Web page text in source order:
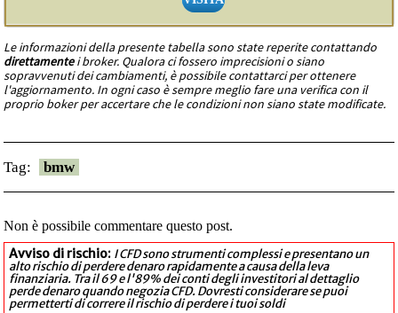
Le informazioni della presente tabella sono state reperite contattando
direttamentei broker. Qualora ci fossero imprecisioni o siano
sopravvenuti dei cambiamenti, è possibile contattarci per ottenere
l'aggiornamento. In ogni caso è sempre meglio fare una verifica con il
proprio boker per accertare che le condizioni non siano state modificate.
Tag: bmw
Non è possibile commentare questo post.
Avviso di rischio: I CFD sono strumenti complessi e presentano un
alto rischio di perdere denaro rapidamente a causa della leva
finanziaria. Tra il 69 e l'89% dei conti degli investitori al dettaglio
perde denaro quando negozia CFD. Dovresti considerare se puoi
permetterti di correre il rischio di perdere i tuoi soldi